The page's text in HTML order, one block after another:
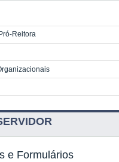
Reitora
e Formulários